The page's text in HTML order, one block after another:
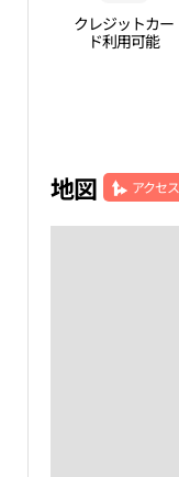
クレジットカー
ド利用可能
地図 アクセス